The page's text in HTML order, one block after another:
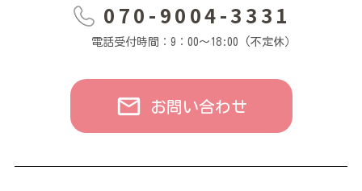
070-9004-3331
電話受付時間：9：00～18:00 (不定休）
お問い合わせ